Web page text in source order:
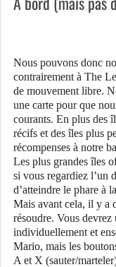
Nous pouvons donc
contrairement à The
de mouvement libre.
une carte pour que
courants. En plus des
récifs et des îles plus
récompenses à notre
Les plus grandes îles
si vous regardiez l’un
d’atteindre le phare à
Mais avant cela, il y a
résoudre. Vous
individuellement et
Mario, mais les
A et X (sauter/